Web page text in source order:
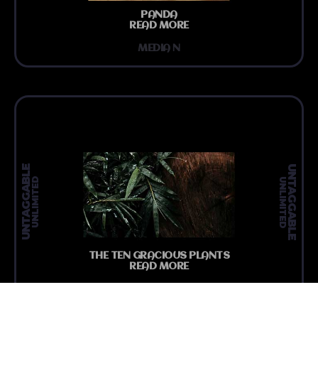
PANDA
READ MORE
MEDIA N
UNTAGGABLE
UNLIMITED
UNTAGGABLEUNLIMITED
THE TEN GRACIOUS PLANTS
READ MORE